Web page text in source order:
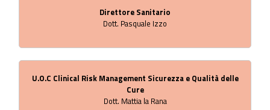
Direttore Sanitario
Dott. Pasquale Izzo
U.O.C Clinical Risk Management Sicurezza e Qualità delle
Cure
Dott. Mattia la Rana